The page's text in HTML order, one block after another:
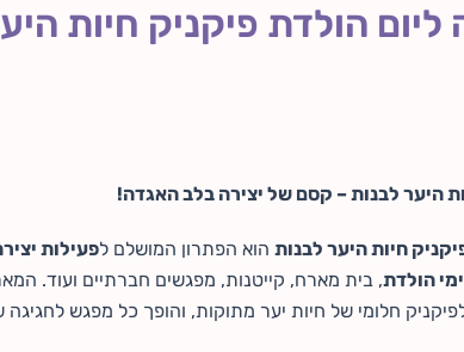
ליום הולדת פיקניק חיות
היער לבנות – קסם של יצירה בלב האגדה!
חיות היער לבנותהוא הפתרון המושלם לפעילות
ימי הולדת, בית מארח, קייטנות, מפגשים חברתיים ועוד.
חלומי של חיות יער מתוקות, והופך כל מפגש לחגיגה